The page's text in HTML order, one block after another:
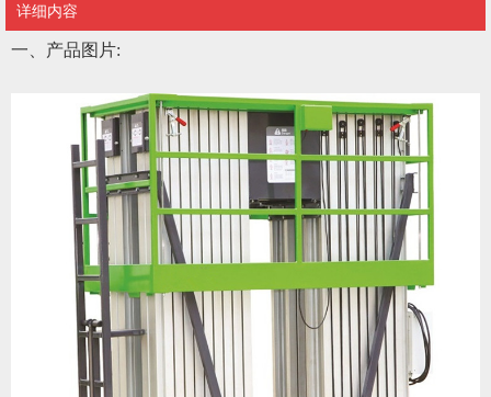
详细内容
一、产品图片: